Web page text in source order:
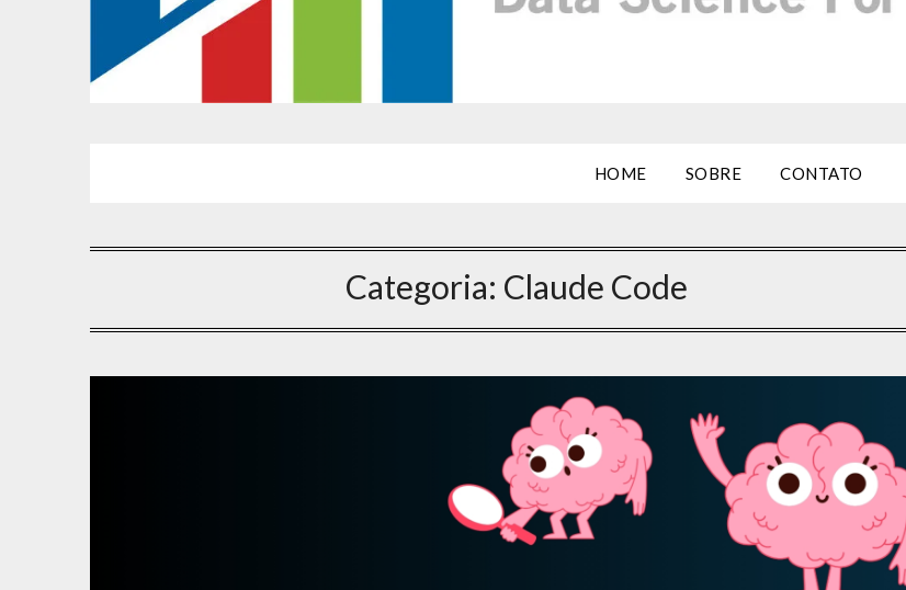
HOME SOBRE CONTATO
Categoria: Claude Code